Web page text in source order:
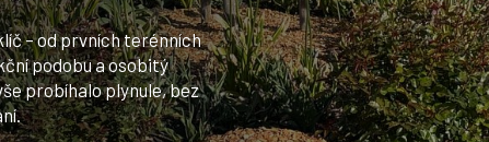
– od prvních terénních
podobu a osobitý
probíhalo plynule, bez